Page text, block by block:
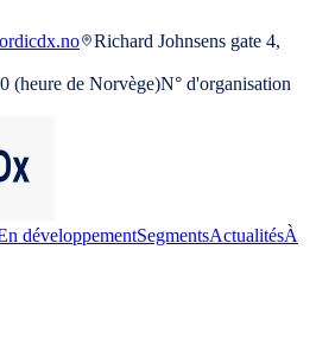
Richard Johnsens gate 4,
(heure de Norvège)N° d'organisation
développementSegmentsActualitésÀ